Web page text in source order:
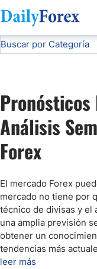
Divulgación del Anunciante
Buscar por Categoría
Análisis de
Pronóstico del S&P
Pronóstico del EUR/
Pronóstico Peso
Pronósticos
Análisis
Forex
El mercado Forex
mercado no tiene por
técnico de divisas y el
una amplia previsión
obtener un
tendencias más
leer más